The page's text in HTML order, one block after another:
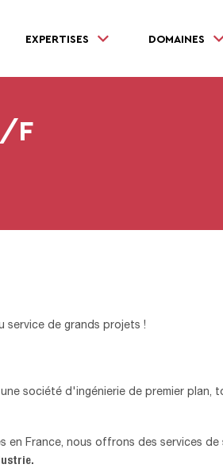
EXPERTISES DOMAINES
F
service de grands projets !
une société d'ingénierie de premier plan,
en France, nous offrons des services